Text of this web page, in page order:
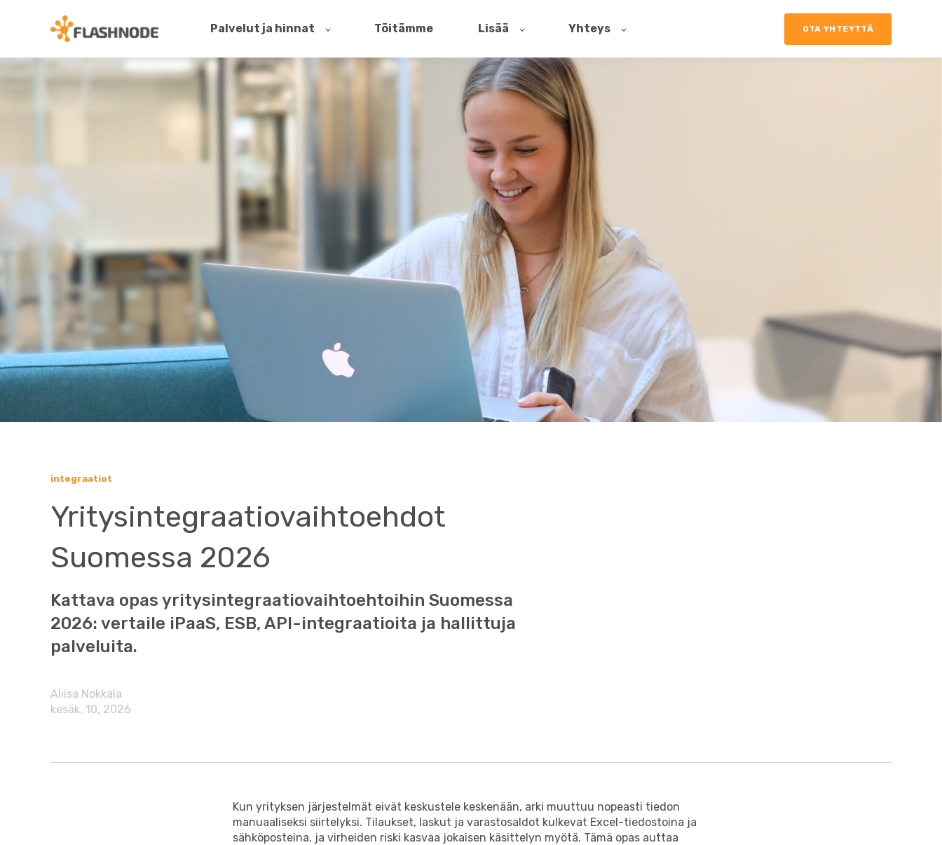
Palvelut ja hinnat Töitämme Lisää Yhteys OTA YHTEYTTÄ
integraatiot
Yritysintegraatiovaihtoehdot
Suomessa 2026
Kattava opas yritysintegraatiovaihtoehtoihin Suomessa
2026: vertaile iPaaS, ESB, API-integraatioita ja hallittuja
palveluita.
Aliisa Nokkala
kesäk. 10, 2026
Kun yrityksen järjestelmät eivät keskustele keskenään, arki muuttuu nopeasti tiedon
manuaaliseksi siirtelyksi. Tilaukset, laskut ja varastosaldot kulkevat Excel-tiedostoina ja
sähköposteina, ja virheiden riski kasvaa jokaisen käsittelyn myötä. Tämä opas auttaa